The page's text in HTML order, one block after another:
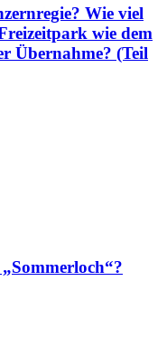
Wie viel
wie dem
Übernahme? (Teil